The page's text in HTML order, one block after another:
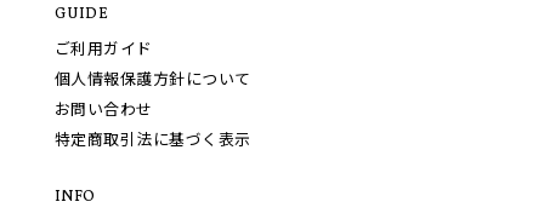
GUIDE
ご利用ガイド
個人情報保護方針について
お問い合わせ
特定商取引法に基づく表示
INFO